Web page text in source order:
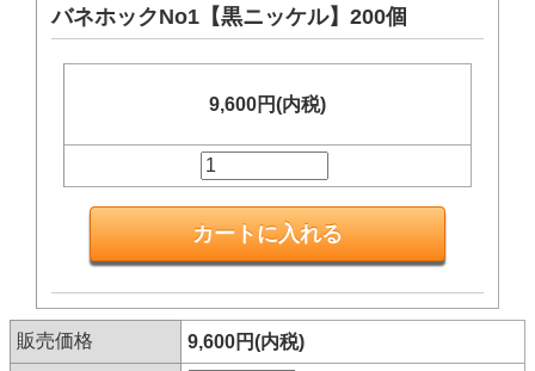
バネホックNo1【黒ニッケル】200個
9,600円(内税)
販売価格
9,600円(内税)